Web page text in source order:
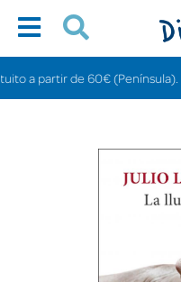
partir de 60€ (Península).